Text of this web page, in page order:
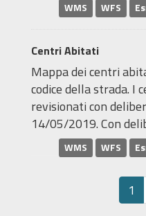
WMS WFS
Centri Abitati
Mappa dei centri
codice della strada. I
revisionati con
14/05/2019. Con
WMS WFS
1